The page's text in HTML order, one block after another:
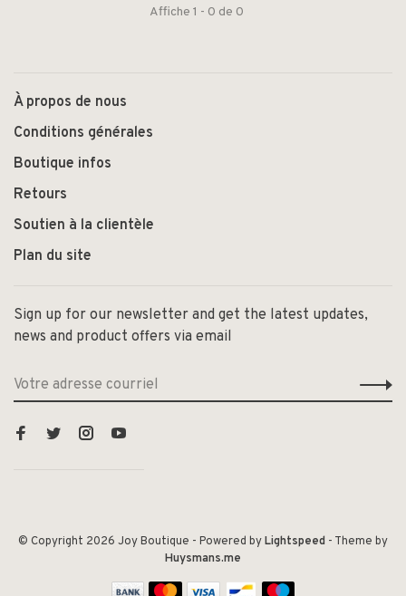
Affiche 1 - 0 de 0
À propos de nous
Conditions générales
Boutique infos
Retours
Soutien à la clientèle
Plan du site
Sign up for our newsletter and get the latest updates,
news and product offers via email
© Copyright 2026 Joy Boutique - Powered byLightspeed - Theme by
Huysmans.me